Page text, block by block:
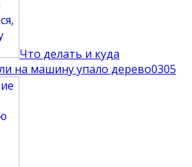
Что делать и куда
на машину упало дерево0305